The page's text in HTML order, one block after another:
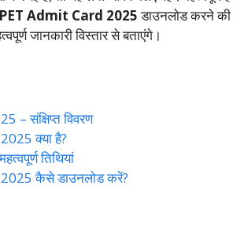
Admit Card 2025डाउनलोड करने की
जानकारी विस्तार से बताएंगे।
संक्षिप्त विवरण
क्या है?
तिथियां
कैसे डाउनलोड करें?